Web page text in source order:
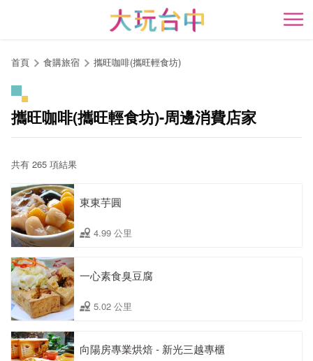
開
首頁 食購旅宿 攜旺咖啡(攜旺輕食坊)
攜旺咖啡(攜旺輕食坊)-周邊消費店家
共有 265 項結果
東東芋圓
4.99 公里
一心素食臭豆腐
5.02 公里
向陽房專業烘焙 - 新光三越專櫃